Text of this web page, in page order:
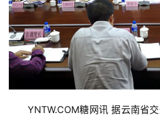
YNTW.COM糖网讯 据云南省